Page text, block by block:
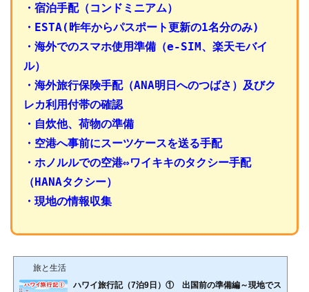
・宿泊手配（コンドミニアム）
・ESTA(昨年からパスポート更新の1名分のみ)
・海外でのスマホ使用準備（e-SIM、楽天モバイ
ル）
・海外旅行保険手配（ANA明日へのつばさ）及びク
レカ利用付帯の確認
・自炊他、荷物の準備
・空港へ事前にスーツケースを送る手配
・ホノルルでの空港⇔ワイキキのタクシー手配
（HANAタクシー）
・現地の情報収集
旅と生活
ハワイ旅行記（7泊9日）① 出国前の準備編～現地でス